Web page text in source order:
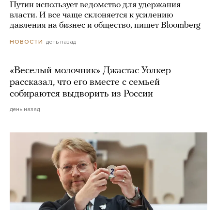
Путин использует ведомство для удержания
власти. И все чаще склоняется к усилению
давления на бизнес и общество, пишет Bloomberg
НОВОСТИ день назад
«Веселый молочник» Джастас Уолкер
рассказал, что его вместе с семьей
собираются выдворить из России
день назад